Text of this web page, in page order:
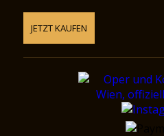
JETZT KAUFEN